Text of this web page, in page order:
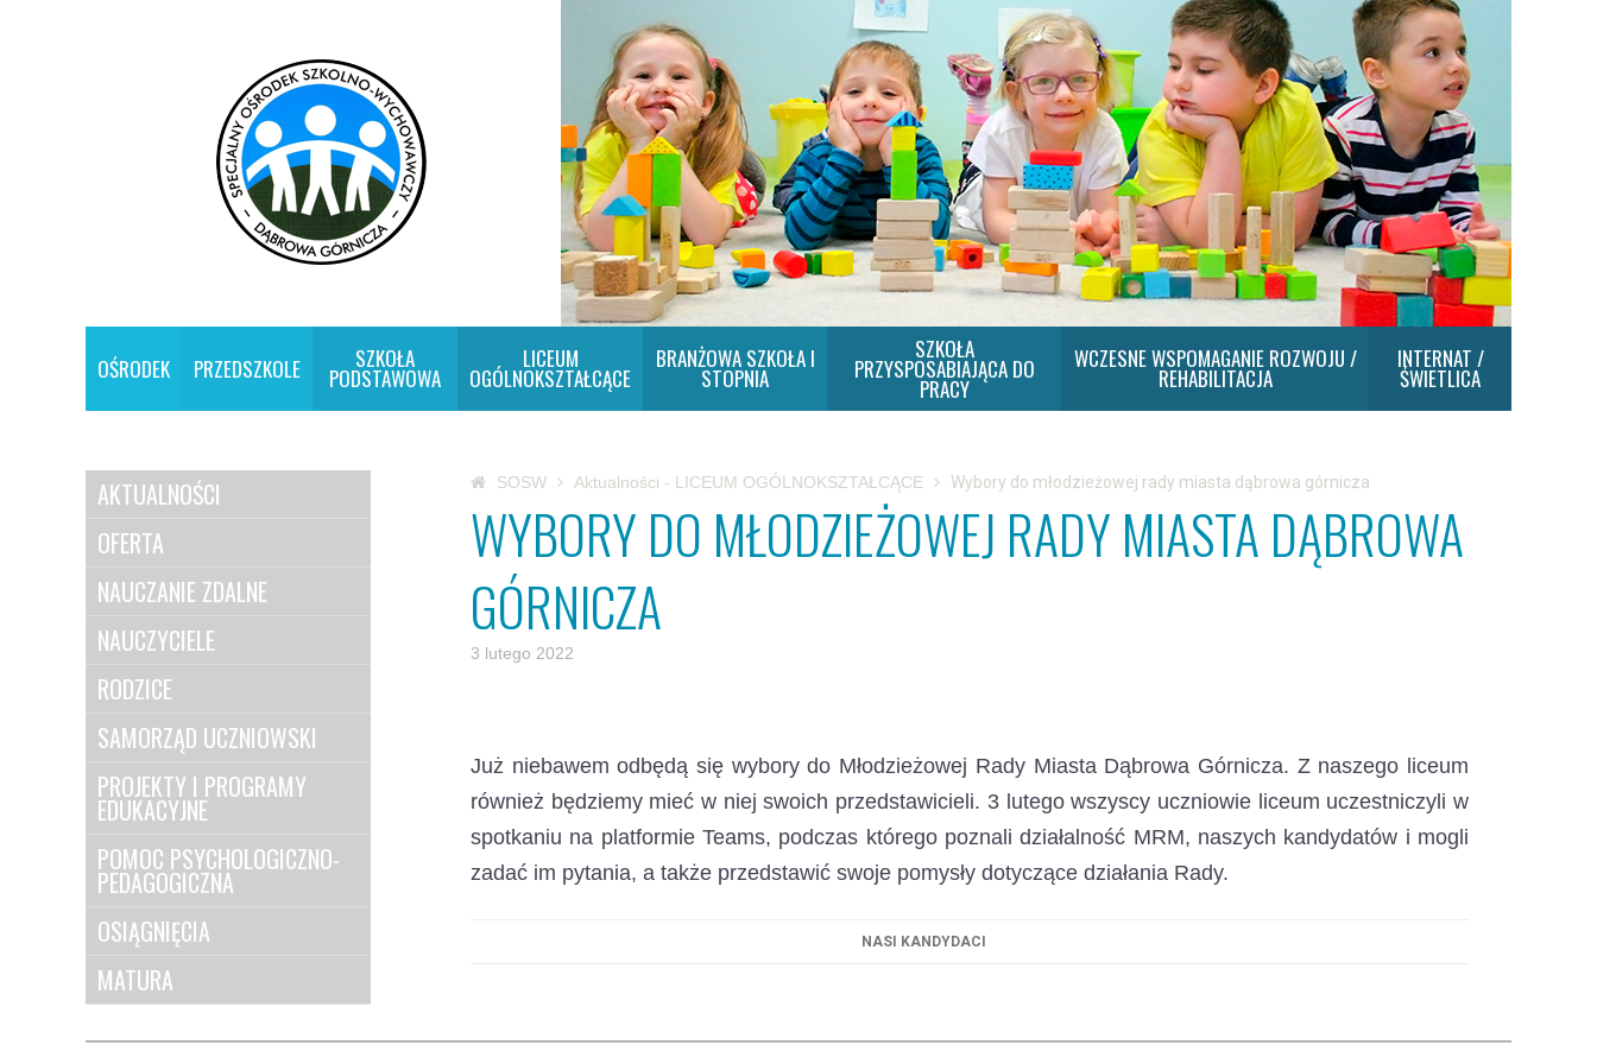
OŚRODEK PRZEDSZKOLE SZKOŁA
PODSTAWOWA
LICEUM
OGÓLNOKSZTAŁCĄCE
BRANŻOWA SZKOŁA I
STOPNIA
SZKOŁA
PRZYSPOSABIAJĄCA DO
PRACY
WCZESNE WSPOMAGANIE ROZWOJU /
REHABILITACJA
INTERNAT /
ŚWIETLICA
AKTUALNOŚCI
OFERTA
NAUCZANIE ZDALNE
NAUCZYCIELE
RODZICE
SAMORZĄD UCZNIOWSKI
PROJEKTY I PROGRAMY
EDUKACYJNE
POMOC PSYCHOLOGICZNO-
PEDAGOGICZNA
OSIĄGNIĘCIA
MATURA
SOSW Aktualności - LICEUM OGÓLNOKSZTAŁCĄCE Wybory do młodzieżowej rady miasta dąbrowa górnicza
WYBORY DO MŁODZIEŻOWEJ RADY MIASTA DĄBROWA
GÓRNICZA
3 lutego 2022
Już niebawem odbędą się wybory do Młodzieżowej Rady Miasta Dąbrowa Górnicza. Z naszego liceum
również będziemy mieć w niej swoich przedstawicieli. 3 lutego wszyscy uczniowie liceum uczestniczyli w
spotkaniu na platformie Teams, podczas którego poznali działalność MRM, naszych kandydatów i mogli
zadać im pytania, a także przedstawić swoje pomysły dotyczące działania Rady.
NASI KANDYDACI